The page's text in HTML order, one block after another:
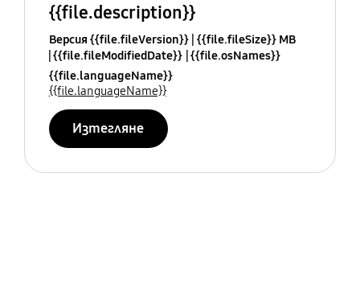
{{file.description}}
Версия {{file.fileVersion}} {{file.fileSize}} MB
{{file.fileModifiedDate}} {{file.osNames}}
{{file.languageName}}
{{file.languageName}}
Изтегляне